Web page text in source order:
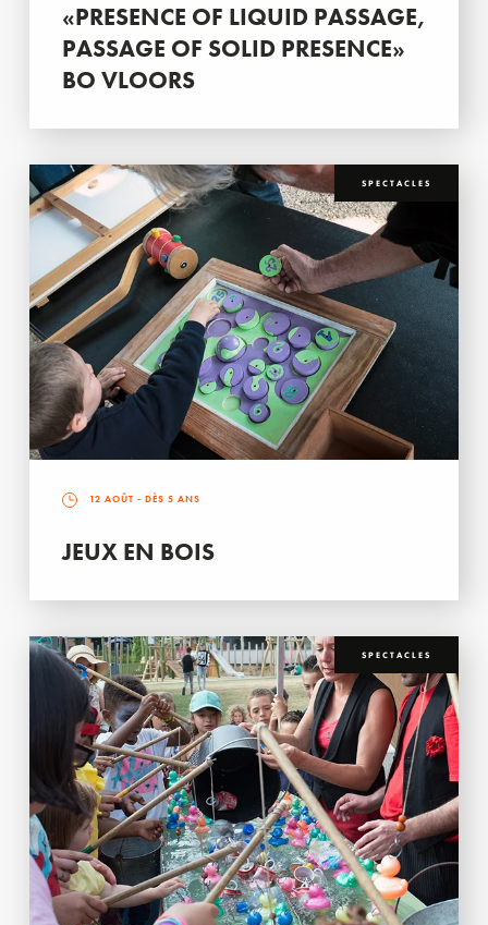
«PRESENCE OF LIQUID PASSAGE,
PASSAGE OF SOLID PRESENCE»
BO VLOORS
SPECTACLES
12 AOÛT - DÈS 5 ANS
JEUX EN BOIS
SPECTACLES